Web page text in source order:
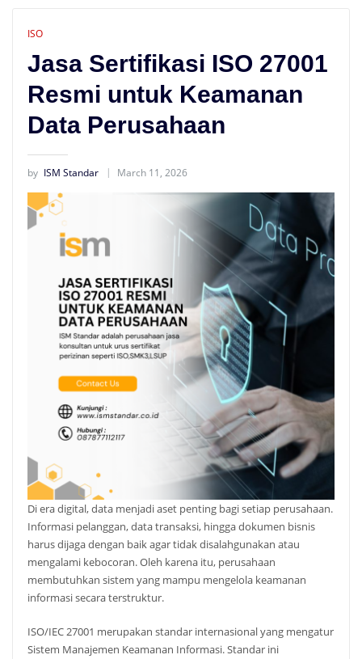
ISO
Jasa Sertifikasi ISO 27001
Resmi untuk Keamanan
Data Perusahaan
by ISM Standar March 11, 2026
Di era digital, data menjadi aset penting bagi setiap perusahaan.
Informasi pelanggan, data transaksi, hingga dokumen bisnis
harus dijaga dengan baik agar tidak disalahgunakan atau
mengalami kebocoran. Oleh karena itu, perusahaan
membutuhkan sistem yang mampu mengelola keamanan
informasi secara terstruktur.
ISO/IEC 27001 merupakan standar internasional yang mengatur
Sistem Manajemen Keamanan Informasi. Standar ini